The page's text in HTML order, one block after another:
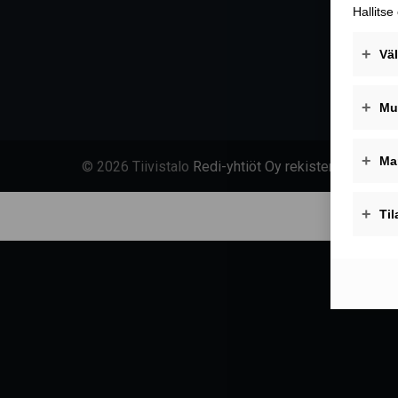
© 2026 Tiivistalo Redi-yhtiöt Oy rekisteriseloste